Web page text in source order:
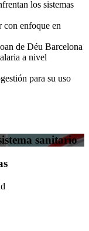
los sistemas
con enfoque en
de Déu Barcelona
a nivel
para su uso
sanitario